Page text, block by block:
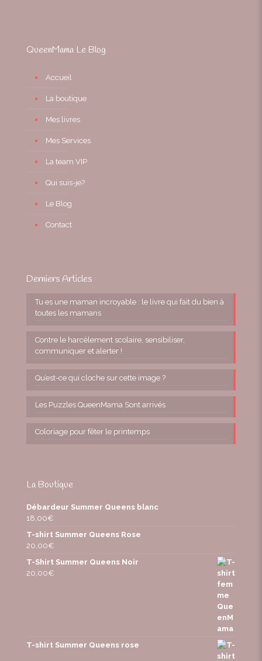
QueenMama Le Blog
Accueil
La boutique
Mes livres
Mes Services
La team VIP
Qui suis-je?
Le Blog
Contact
Derniers Articles
Tu es une maman incroyable : le livre qui fait du bien à
toutes les mamans
Contre le harcèlement scolaire, sensibiliser,
communiquer et alerter !
Qu’est-ce qui cloche sur cette image ?
Les Puzzles QueenMama Sont arrivés
Coloriage pour fêter le printemps
La Boutique
Débardeur Summer Queens blanc
18,00€
T-shirt Summer Queens Rose
20,00€
T-Shirt Summer Queens Noir
20,00€
T-shirt Summer Queens rose